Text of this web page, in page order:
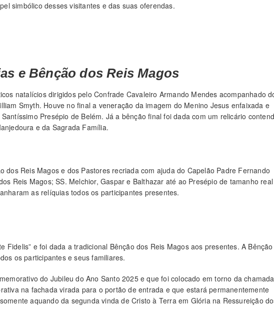
simbólico desses visitantes e das suas oferendas.
e Bênção dos Reis Magos
natalícios dirigidos pelo Confrade Cavaleiro Armando Mendes acompanhado
Smyth. Houve no final a veneração da imagem do Menino Jesus enfaixada e
Presépio de Belém. Já a bênção final foi dada com um relicário
e da Sagrada Família.
dos Reis Magos e dos Pastores recriada com ajuda do Capelão Padre Fernando
Reis Magos; SS. Melchior, Gaspar e Balthazar até ao Presépio de tamanho real
as relíquias todos os participantes presentes.
Fidelis” e foi dada a tradicional Bênção dos Reis Magos aos presentes. A Bênção
os participantes e seus familiares.
do Jubileu do Ano Santo 2025 e que foi colocado em torno da chamada
na fachada virada para o portão de entrada e que estará permanentemente
aquando da segunda vinda de Cristo à Terra em Glória na Ressureição